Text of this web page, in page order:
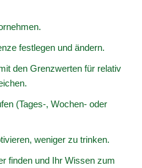
festlegen und ändern.
den Grenzwerten für relativ
(Tages-, Wochen- oder
weniger zu trinken.
finden und Ihr Wissen zum